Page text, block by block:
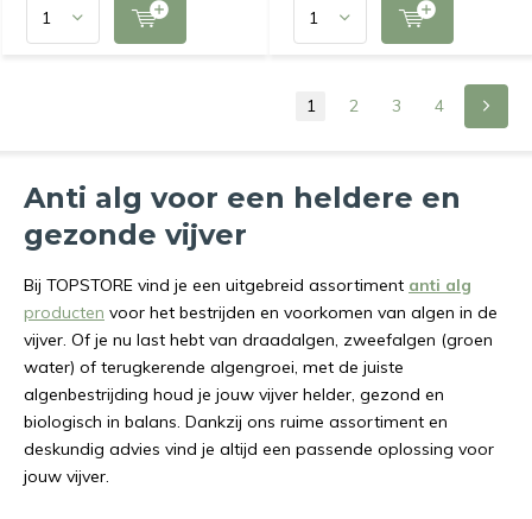
1 2 3 4
Anti alg voor een heldere en
gezonde vijver
Bij TOPSTORE vind je een uitgebreid assortiment anti alg
producten voor het bestrijden en voorkomen van algen in de
vijver. Of je nu last hebt van draadalgen, zweefalgen (groen
water) of terugkerende algengroei, met de juiste
algenbestrijding houd je jouw vijver helder, gezond en
biologisch in balans. Dankzij ons ruime assortiment en
deskundig advies vind je altijd een passende oplossing voor
jouw vijver.